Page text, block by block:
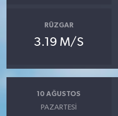
RÜZGAR
3.19 M/S
10 AĞUSTOS
PAZARTESI